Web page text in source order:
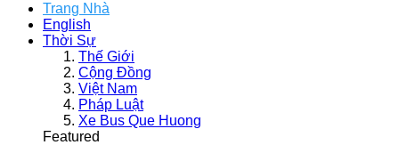
Trang Nhà
English
Thời Sự
Thế Giới
Cộng Đồng
Việt Nam
Pháp Luật
Xe Bus Que Huong
Featured